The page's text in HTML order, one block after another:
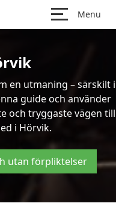
Menu
en utmaning – särskilt i
guide och använder
och tryggaste vägen till
i Hörvik.
utan förpliktelser